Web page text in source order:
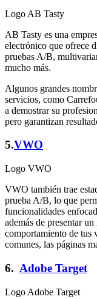
Logo AB Tasty
AB Tasty es una
electrónico que ofrece
pruebas A/B,
mucho más.
Algunos grandes
servicios, como
a demostrar su
pero garantizan
5.VWO
Logo VWO
VWO también trae
prueba A/B, lo que
funcionalidades
además de presentar
comportamiento de tus
comunes, las páginas
6. Adobe Target
Logo Adobe Target